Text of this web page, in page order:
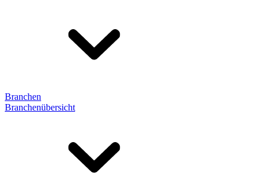
Branchen
Branchenübersicht